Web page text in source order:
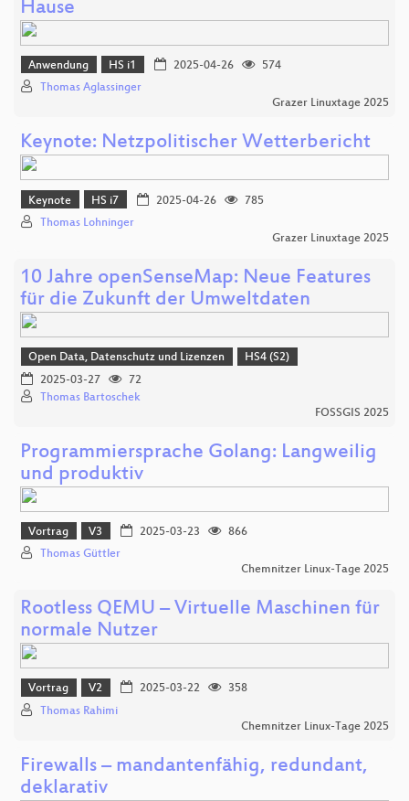
Hause
Anwendung HS i1 2025-04-26
574
Thomas Aglassinger
Grazer Linuxtage 2025
Keynote: Netzpolitischer Wetterbericht
Keynote HS i7 2025-04-26
785
Thomas Lohninger
Grazer Linuxtage 2025
10 Jahre openSenseMap: Neue Features
für die Zukunft der Umweltdaten
Open Data, Datenschutz und Lizenzen
HS4 (S2)
2025-03-27
72
Thomas Bartoschek
FOSSGIS 2025
Programmiersprache Golang: Langweilig
und produktiv
Vortrag V3 2025-03-23
866
Thomas Güttler
Chemnitzer Linux-Tage 2025
Rootless QEMU – Virtuelle Maschinen für
normale Nutzer
Vortrag V2 2025-03-22
358
Thomas Rahimi
Chemnitzer Linux-Tage 2025
Firewalls – mandantenfähig, redundant,
deklarativ